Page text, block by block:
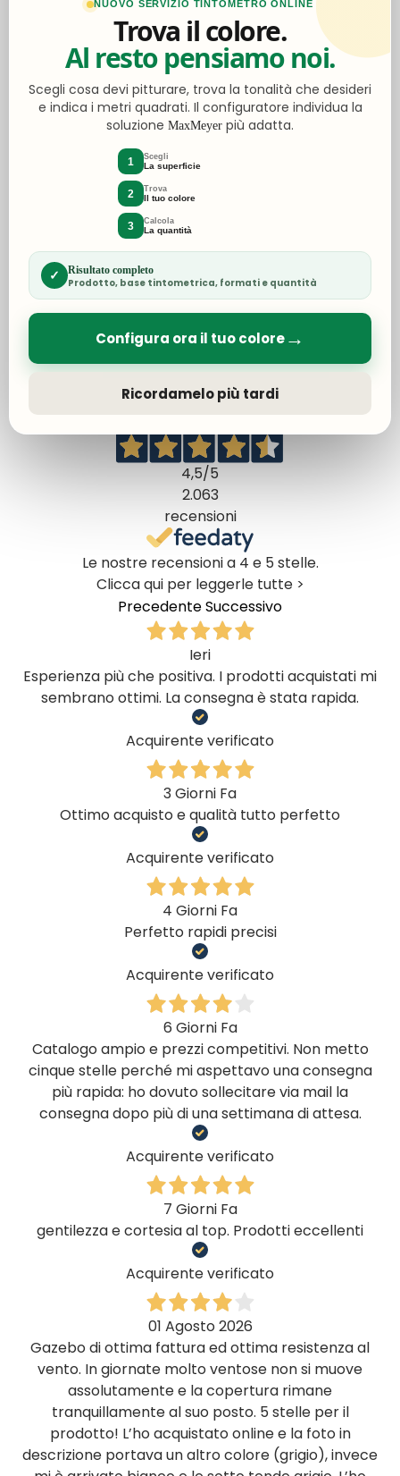
Modalità di pagamento
Accettiamo
Le informazioni di pagamento vengono
elaborate in modo sicuro. Non memorizziamo i
dati della carta di credito né abbiamo accesso
ai dati della vostra carta di credito.
Accettiamo anche:
Le informazioni per effettuare il pagamento
tramite bonifico le troverai al momento del
checkout.
4,5/5
2.063
recensioni
Le nostre recensioni a 4 e 5 stelle.
Clicca qui per leggerle tutte >
PrecedenteSuccessivo
Ieri
Esperienza più che positiva. I prodotti acquistati mi
sembrano ottimi. La consegna è stata rapida.
Acquirente verificato
3 Giorni Fa
Ottimo acquisto e qualità tutto perfetto
Acquirente verificato
4 Giorni Fa
Perfetto rapidi precisi
Acquirente verificato
6 Giorni Fa
Catalogo ampio e prezzi competitivi. Non metto
cinque stelle perché mi aspettavo una consegna
più rapida: ho dovuto sollecitare via mail la
consegna dopo più di una settimana di attesa.
Acquirente verificato
7 Giorni Fa
gentilezza e cortesia al top. Prodotti eccellenti
Acquirente verificato
01 Agosto 2026
Gazebo di ottima fattura ed ottima resistenza al
vento. In giornate molto ventose non si muove
assolutamente e la copertura rimane
tranquillamente al suo posto. 5 stelle per il
prodotto! L’ho acquistato online e la foto in
descrizione portava un altro colore (grigio), invece
NUOVO SERVIZIO TINTOMETRO ONLINE
Trova il colore.
Al resto pensiamo noi.
Scegli cosa devi pitturare, trova la tonalità che desideri
e indica i metri quadrati. Il configuratore individua la
soluzione MaxMeyer più adatta.
1 Scegli
La superficie
2 Trova
Il tuo colore
3 Calcola
La quantità
✓ Risultato completo
Prodotto, base tintometrica, formati e quantità
Configura ora il tuo colore→
Ricordamelo più tardi